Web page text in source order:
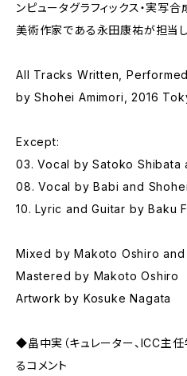
ンピュータグラフィックス・実写
美術作家である永田康祐が担当し
All Tracks Written,
by Shohei Amimori, 2016
Except:
03. Vocal by Satoko Shibata
08. Vocal by Babi and
10. Lyric and Guitar by Baku
Mixed by Makoto Oshiro and
Mastered by Makoto Oshiro
Artwork by Kosuke Nagata
◆畠中実（キュレーター、ICC主
るコメント